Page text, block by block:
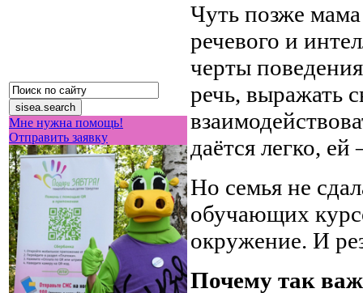
Мне нужна помощь!
Отправить заявку
Чуть позже
речевого и
черты
речь, выражать
даётся легко,
Но семья не
обучающих
окружение. И
Почему так